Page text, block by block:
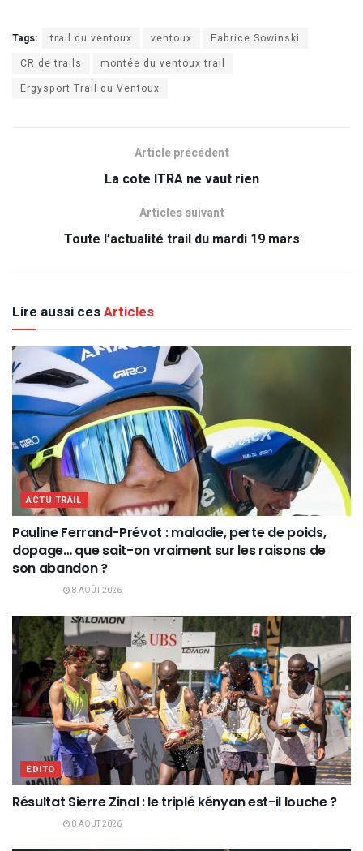
Tags: trail du ventoux ventoux
Fabrice Sowinski
CR de trails
montée du ventoux trail
Ergysport Trail du Ventoux
Article précédent
La cote ITRA ne vaut rien
Articles suivant
Toute l’actualité trail du mardi 19 mars
Lire aussi cesArticles
ACTU TRAIL
Pauline Ferrand-Prévot : maladie, perte de poids,
dopage… que sait-on vraiment sur les raisons de
son abandon ?
8 AOÛT 2026
EDITO
Résultat Sierre Zinal : le triplé kényan est-il louche ?
8 AOÛT 2026